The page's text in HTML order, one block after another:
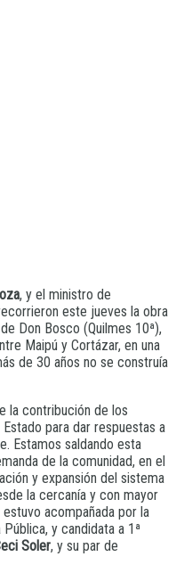
, y el ministro de
este jueves la obra
Don Bosco (Quilmes 10ª),
Maipú y Cortázar, en una
de 30 años no se construía
la contribución de los
para dar respuestas a
Estamos saldando esta
de la comunidad, en el
y expansión del sistema
la cercanía y con mayor
acompañada por la
y candidata a 1ª
Soler, y su par de